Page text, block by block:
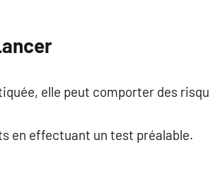
elle peut comporter des
en effectuant un test préalable.